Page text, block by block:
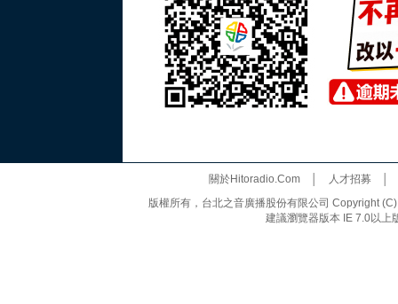
關於Hitoradio.Com│ 人才招募
版權所有，台北之音廣播股份有限公司 Copyright
建議瀏覽器版本 IE 7.0以上